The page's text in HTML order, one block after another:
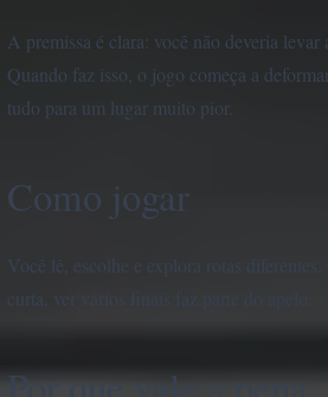
A premissa é clara: você não deveria levar
Quando faz isso, o jogo começa a
tudo para um lugar muito pior.
Como jogar
Você lê, escolhe e explora rotas
curta, ver vários finais faz parte do apelo.